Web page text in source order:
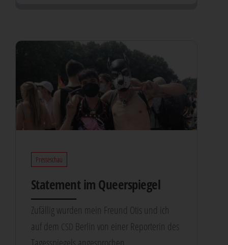
Presseschau
State­ment im Queerspiegel
Zufäl­lig wur­den mein Freund Otis und ich
auf dem CSD Ber­lin von einer Repor­te­rin des